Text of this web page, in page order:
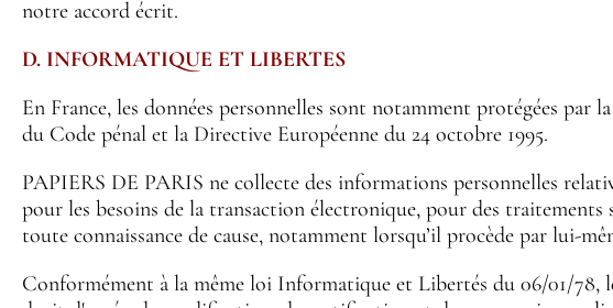
notre accord écrit.
D. INFORMATIQUE ET LIBERTES
En France, les données personnelles sont notamment protégées par
du Code pénal et la Directive Européenne du 24 octobre 1995.
PAPIERS DE PARIS ne collecte des informations personnelles
pour les besoins de la transaction électronique, pour des
toute connaissance de cause, notamment lorsqu’il procède par lui-
Conformément à la même loi Informatique et Libertés du 06/01/78,